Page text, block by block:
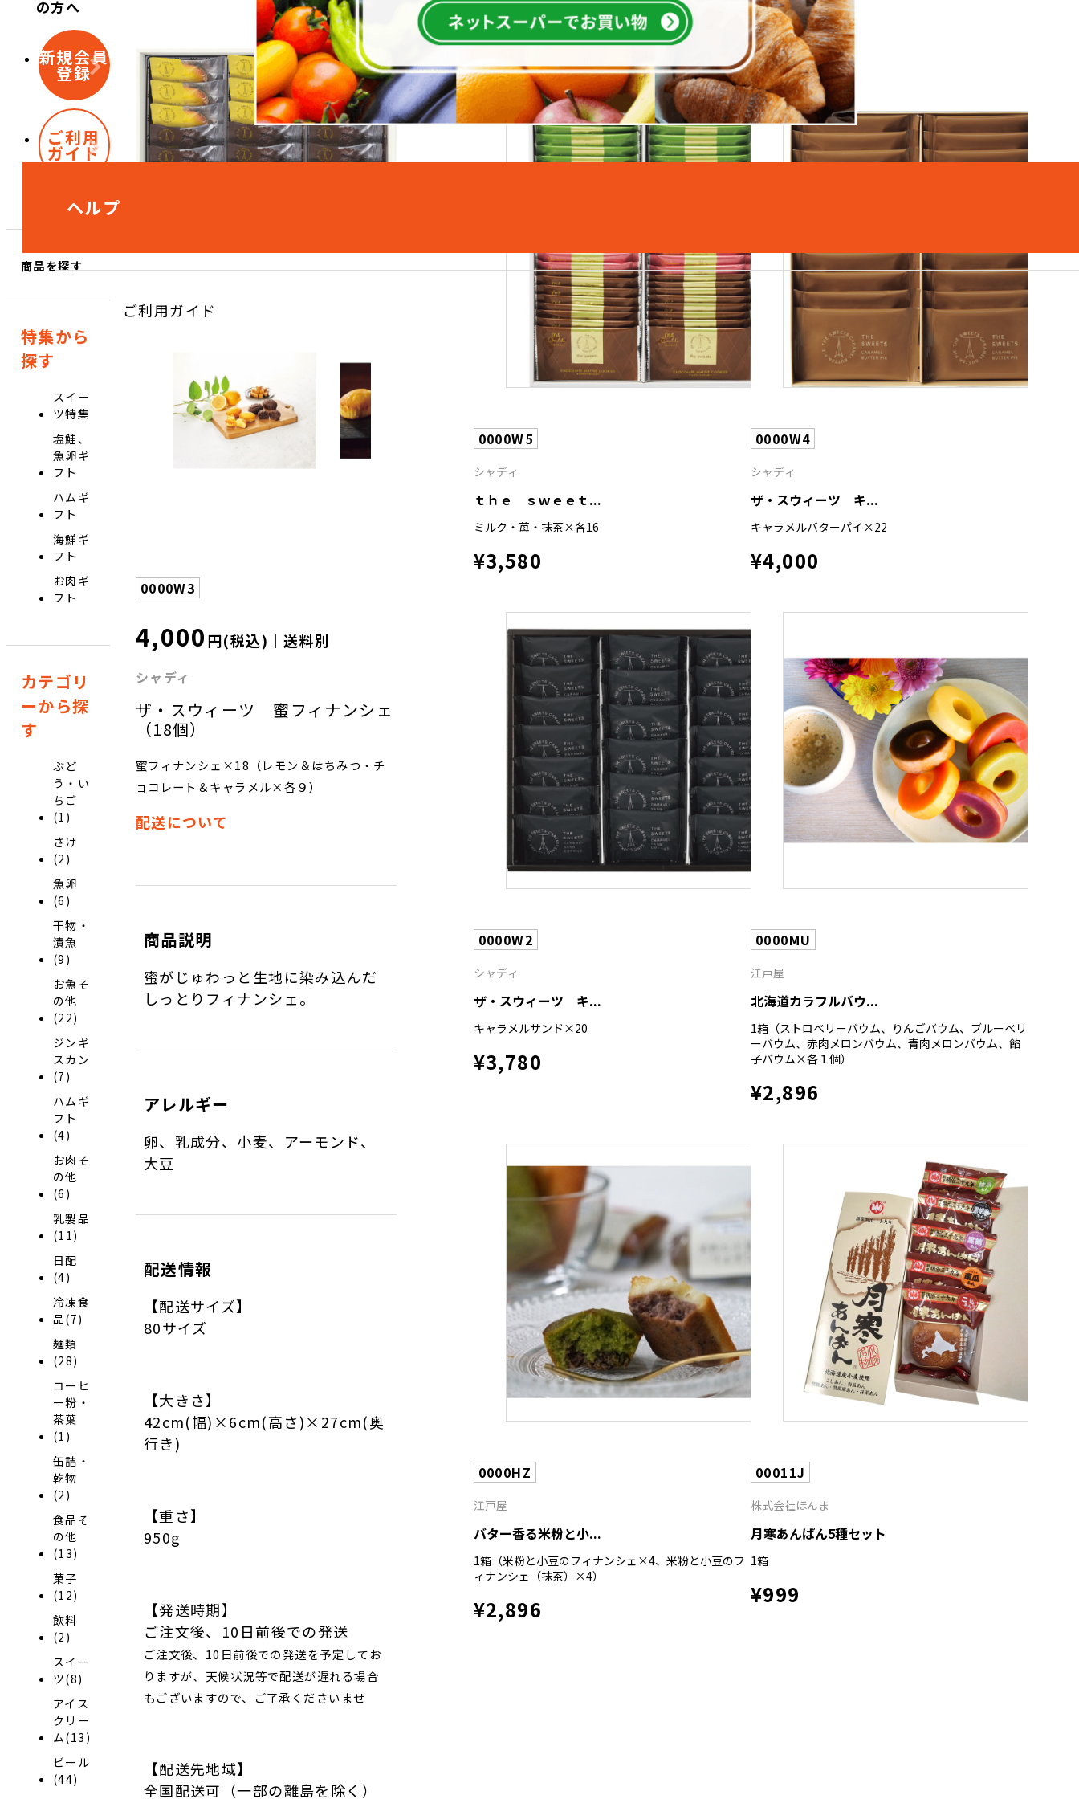
ヘルプ
ご利用ガイド
の方へ
新規会員
登録
ご利用
ガイド
商品を探す
特集から
探す
スイー
ツ特集
塩鮭、
魚卵ギ
フト
ハムギ
フト
海鮮ギ
フト
お肉ギ
フト
カテゴリ
ーから探
す
ぶど
う・い
ちご
(1)
さけ
(2)
魚卵
(6)
干物・
漬魚
(9)
お魚そ
の他
(22)
ジンギ
スカン
(7)
ハムギ
フト
(4)
お肉そ
の他
(6)
乳製品
(11)
日配
(4)
冷凍食
品(7)
麺類
(28)
コーヒ
ー粉・
茶葉
(1)
缶詰・
乾物
(2)
食品そ
の他
(13)
菓子
(12)
飲料
(2)
スイー
ツ(8)
アイス
クリー
ム(13)
ビール
(44)
0000W3
4,000円(税込)｜送料別
シャディ
ザ・スウィーツ 蜜フィナンシェ
（18個）
蜜フィナンシェ×18（レモン＆はちみつ・チ
ョコレート＆キャラメル×各９）
配送について
商品説明
蜜がじゅわっと生地に染み込んだ
しっとりフィナンシェ。
アレルギー
卵、乳成分、小麦、アーモンド、
大豆
配送情報
【配送サイズ】
80サイズ
【大きさ】
42cm(幅)×6cm(高さ)×27cm(奥
行き)
【重さ】
950g
【発送時期】
ご注文後、10日前後での発送
ご注文後、10日前後での発送を予定してお
りますが、天候状況等で配送が遅れる場合
もございますので、ご了承くださいませ
【配送先地域】
全国配送可（一部の離島を除く）
こちらもおすすめ
0000W5
シャディ
ｔｈｅ ｓｗｅｅｔ...
ミルク・苺・抹茶×各16
¥3,580
0000W4
シャディ
ザ・スウィーツ キ...
キャラメルバターパイ×22
¥4,000
0000W2
シャディ
ザ・スウィーツ キ...
キャラメルサンド×20
¥3,780
0000MU
江戸屋
北海道カラフルバウ...
1箱（ストロベリーバウム、りんごバウム、ブルーベリ
ーバウム、赤肉メロンバウム、青肉メロンバウム、餡
子バウム×各１個）
¥2,896
0000HZ
江戸屋
バター香る米粉と小...
1箱（米粉と小豆のフィナンシェ×4、米粉と小豆のフ
ィナンシェ（抹茶）×4）
¥2,896
00011J
株式会社ほんま
月寒あんぱん5種セット
1箱
¥999